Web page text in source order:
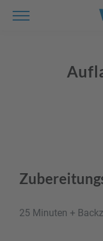
25 Minuten +